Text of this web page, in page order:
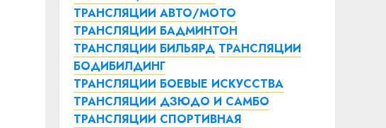
ТРАНСЛЯЦИИ АВТО/МОТО
ТРАНСЛЯЦИИ БАДМИНТОН
ТРАНСЛЯЦИИ БИЛЬЯРД ТРАНСЛЯЦИИ
БОДИБИЛДИНГ
ТРАНСЛЯЦИИ БОЕВЫЕ ИСКУССТВА
ТРАНСЛЯЦИИ ДЗЮДО И САМБО
ТРАНСЛЯЦИИ СПОРТИВНАЯ